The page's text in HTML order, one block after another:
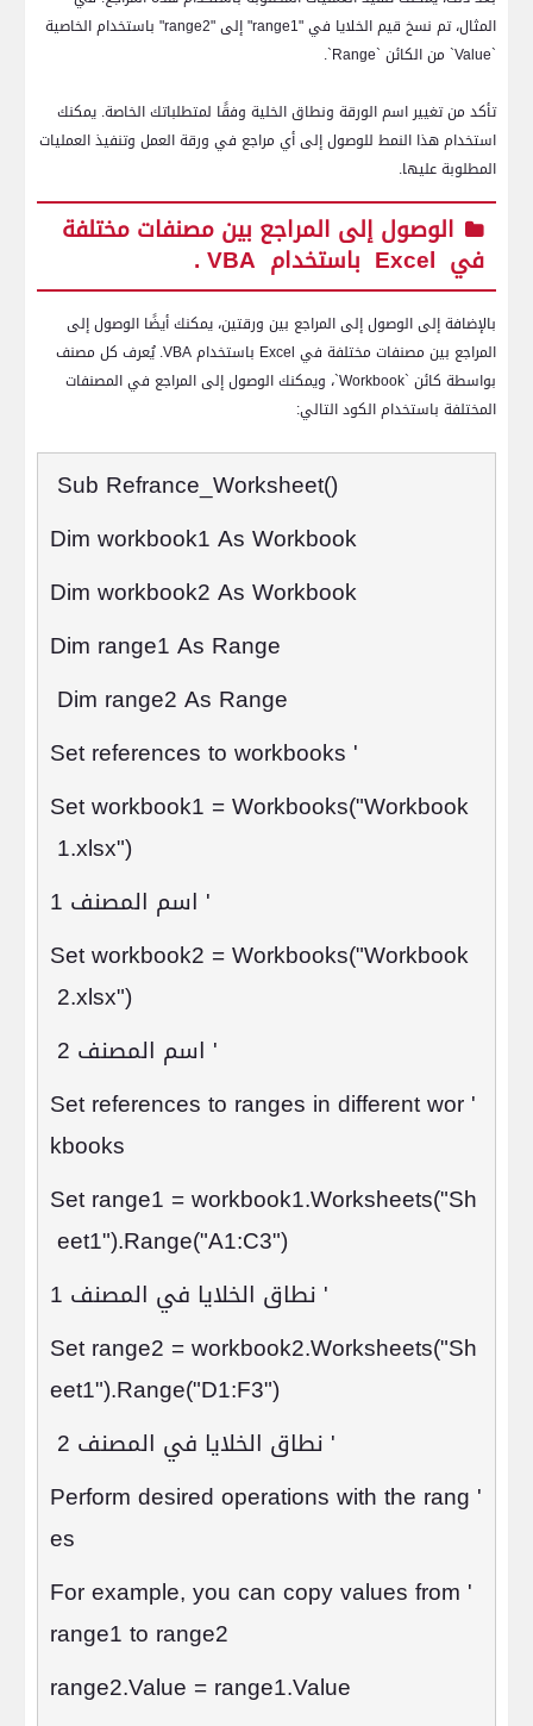
المثال، تم نسخ قيم الخلايا في "range1" إلى "range2" باستخدام الخاصية
`
Value` من الكائن `Range
`.
تأكد من تغيير اسم الورقة ونطاق الخلية وفقًا لمتطلباتك الخاصة. يمكنك
استخدام هذا النمط للوصول إلى أي مراجع في ورقة العمل وتنفيذ العمليات
المطلوبة عليها.
الوصول إلى المراجع بين مصنفات مختلفة
في Excel باستخدام VBA
.
بالإضافة إلى الوصول إلى المراجع بين ورقتين، يمكنك أيضًا الوصول إلى
المراجع بين مصنفات مختلفة في Excel باستخدامVBA. يُعرف كل مصنف
بواسطة كائن `Workbook`، ويمكنك الوصول إلى المراجع في المصنفات
المختلفة باستخدام الكود التالي:
()
Sub Refrance_Worksheet
Dim workbook1 As Workbook
Dim workbook2 As Workbook
Dim range1 As Range
Dim range2 As Range
' Set references to workbooks
Set workbook1 = Workbooks("Workbook
1.xlsx")
' اسم المصنف 1
Set workbook2 = Workbooks("Workbook
2.xlsx")
' اسم المصنف 2
' Set references to ranges in different wor
kbooks
Set range1 = workbook1.Worksheets("Sh
eet1").Range("A1:C3")
' نطاق الخلايا في المصنف 1
Set range2 = workbook2.Worksheets("Sh
eet1").Range("D1:F3")
' نطاق الخلايا في المصنف 2
' Perform desired operations with the rang
es
' For example, you can copy values from
range1 to range2
range2.Value = range1.Value